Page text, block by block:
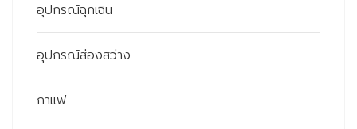
อุปกรณ์ฉุกเฉิน
อุปกรณ์ส่องสว่าง
กาแฟ